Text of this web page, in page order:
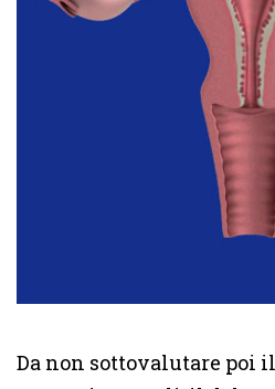
Da non sottovalutare poi